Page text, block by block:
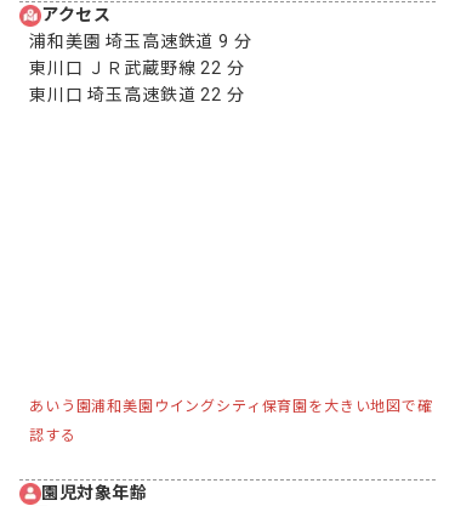
アクセス
浦和美園 埼玉高速鉄道 9 分
東川口 ＪＲ武蔵野線 22 分
東川口 埼玉高速鉄道 22 分
あいう園浦和美園ウイングシティ保育園を大きい地図で確
認する
園児対象年齢